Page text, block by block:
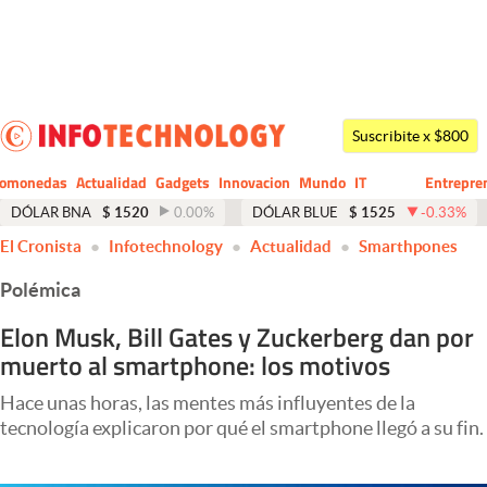
Dólar
Economía y Política
Finanzas y Mercados
Mercados Online
Negocios
Columnistas
Otras secciones
Suscribite x $800
Actualidad Gadgets Innovacion Mundo
CIO
IT
Business
DÓLAR BNA $ 1520 0.00% DÓLAR BLUE $ 1525 -0.33%
El Cronista Infotechnology Actualidad Smarthpones
Polémica
Elon Musk, Bill Gates y Zuckerberg dan por
muerto al smartphone: los motivos
Hace unas horas, las mentes más influyentes de la
tecnología explicaron por qué el smartphone llegó a su fin.